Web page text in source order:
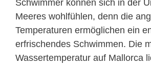
Schwimmer können sich in der
Meeres wohlfühlen, denn die
Temperaturen ermöglichen ein
erfrischendes Schwimmen. Die
Wassertemperatur auf Mallorca